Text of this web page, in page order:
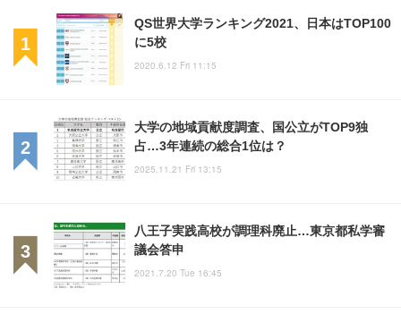
QS世界大学ランキング2021、日本はTOP100
に5校
2020.6.12 Fri 11:15
大学の地域貢献度調査、国公立がTOP9独
占…3年連続の総合1位は？
2025.11.21 Fri 13:15
八王子実践高校が調理科廃止…東京都私学審
議会答申
2021.7.20 Tue 16:45